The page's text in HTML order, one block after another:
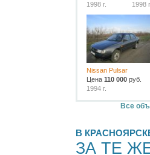
1998 г.
1998
Nissan Pulsar
Цена 110 000 руб.
1994 г.
Все
В
ЗА ТЕ